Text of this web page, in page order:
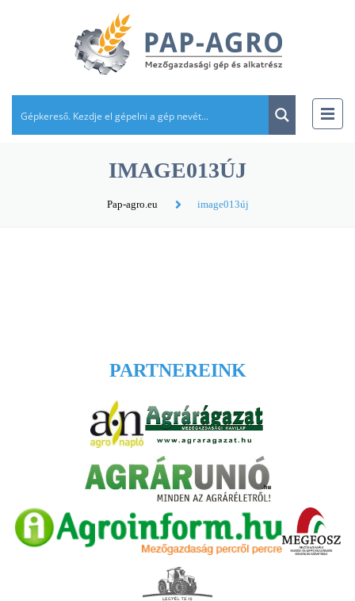
IMAGE013ÚJ
Pap-agro.eu image013új
PARTNEREINK